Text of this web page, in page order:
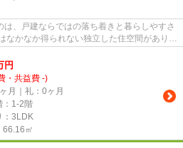
、戸建ならではの落ち着きと暮らしやすさ
なかなか得られない独立した住空間があり、
円
・共益費 -)
月｜礼：0ヶ月
：1-2階
：3LDK
66.16㎡